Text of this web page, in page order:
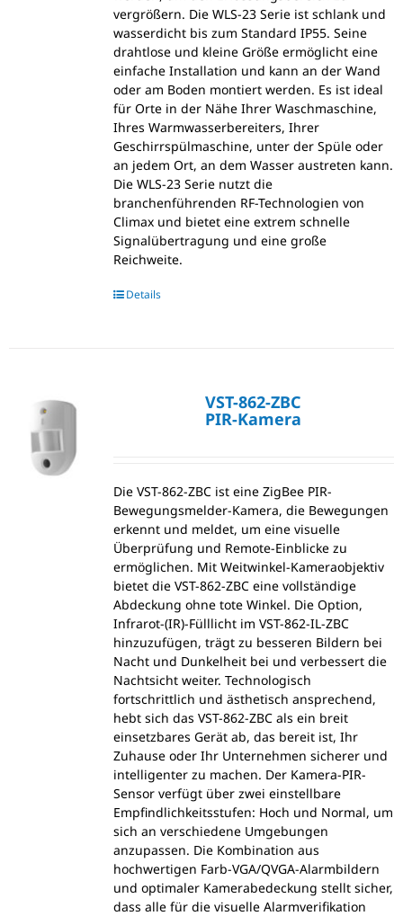
vergrößern. Die WLS-23 Serie ist schlank und
wasserdicht bis zum Standard IP55. Seine
drahtlose und kleine Größe ermöglicht eine
einfache Installation und kann an der Wand
oder am Boden montiert werden. Es ist ideal
für Orte in der Nähe Ihrer Waschmaschine,
Ihres Warmwasserbereiters, Ihrer
Geschirrspülmaschine, unter der Spüle oder
an jedem Ort, an dem Wasser austreten kann.
Die WLS-23 Serie nutzt die
branchenführenden RF-Technologien von
Climax und bietet eine extrem schnelle
Signalübertragung und eine große
Reichweite.
Details
VST-862-ZBC
PIR-Kamera
Die VST-862-ZBC ist eine ZigBee PIR-
Bewegungsmelder-Kamera, die Bewegungen
erkennt und meldet, um eine visuelle
Überprüfung und Remote-Einblicke zu
ermöglichen. Mit Weitwinkel-Kameraobjektiv
bietet die VST-862-ZBC eine vollständige
Abdeckung ohne tote Winkel. Die Option,
Infrarot-(IR)-Fülllicht im VST-862-IL-ZBC
hinzuzufügen, trägt zu besseren Bildern bei
Nacht und Dunkelheit bei und verbessert die
Nachtsicht weiter. Technologisch
fortschrittlich und ästhetisch ansprechend,
hebt sich das VST-862-ZBC als ein breit
einsetzbares Gerät ab, das bereit ist, Ihr
Zuhause oder Ihr Unternehmen sicherer und
intelligenter zu machen. Der Kamera-PIR-
Sensor verfügt über zwei einstellbare
Empfindlichkeitsstufen: Hoch und Normal, um
sich an verschiedene Umgebungen
anzupassen. Die Kombination aus
hochwertigen Farb-VGA/QVGA-Alarmbildern
und optimaler Kamerabedeckung stellt sicher,
dass alle für die visuelle Alarmverifikation